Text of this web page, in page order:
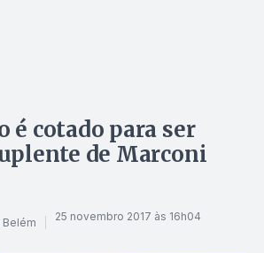
é cotado para ser
de Marconi
Belém 25 novembro 2017 às 16h04